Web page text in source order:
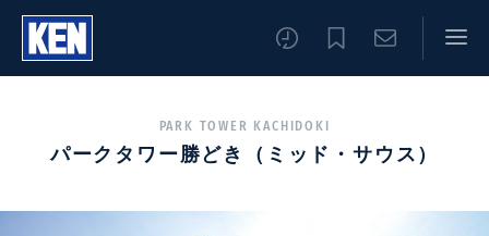
PARK TOWER KACHIDOKI
パークタワー勝どき（ミッド・サウス）